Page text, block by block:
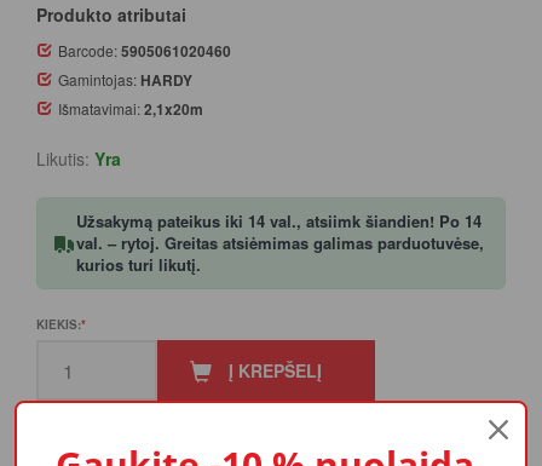
Produkto atributai
Barcode:5905061020460
Gamintojas: HARDY
Išmatavimai:2,1x20m
Likutis: Yra
Užsakymą pateikus iki 14 val., atsiimk šiandien! Po 14
val. – rytoj. Greitas atsiėmimas galimas parduotuvėse,
kurios turi likutį.
KIEKIS:
Į KREPŠELĮ